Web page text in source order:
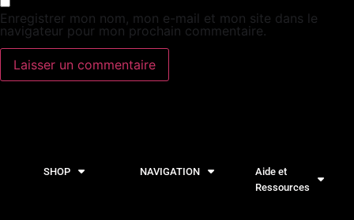
Enregistrer mon nom, mon e-mail et mon site dans le
navigateur pour mon prochain commentaire.
SHOP NAVIGATION
Aide et
Ressources